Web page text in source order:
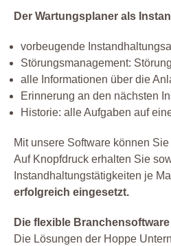
Der Wartungsplaner als
vorbeugende
Störungsmanagement:
alle Informationen über die
Erinnerung an den nächsten
Historie: alle Aufgaben auf
Mit unsere Software können
Auf Knopfdruck erhalten Sie
Instandhaltungstätigkeiten je
erfolgreich eingesetzt.
Die flexible
Die Lösungen der Hoppe